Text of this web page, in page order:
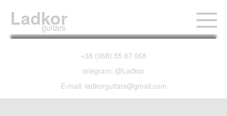
Ladkor
guitars
+38 (068) 55 87 068
telegram: @Ladkor
E-mail: ladkorguitars@gmail.com